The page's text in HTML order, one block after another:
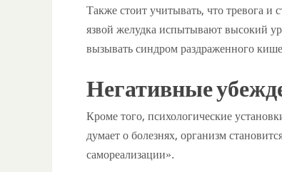
Также стоит учитывать, что тревога
язвой желудка испытывают высокий
вызывать синдром раздраженного
Негативные
Кроме того, психологические
думает о болезнях, организм
самореализации».